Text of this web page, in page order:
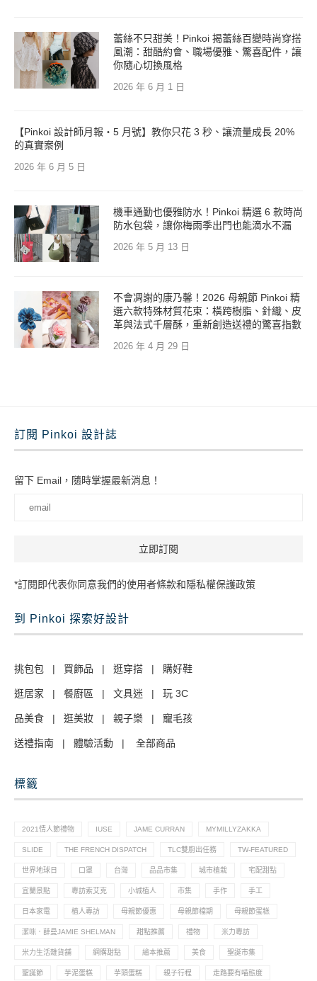
蕾絲不只甜美！Pinkoi 揭蕾絲百變時尚穿搭
風潮：甜酷約會、職場優雅、驚喜配件，讓
你隨心切換風格
2026 年 6 月 1 日
【Pinkoi 設計師月報・5 月號】教你只花 3 秒、讓流量成長 20%
的真實案例
2026 年 6 月 5 日
機車通勤也優雅防水！Pinkoi 精選 6 款時尚
防水包袋，讓你梅雨季出門也能滴水不漏
2026 年 5 月 13 日
不會凋謝的康乃馨！2026 母親節 Pinkoi 精
選六款特殊材質花束：橫跨樹脂、針織、皮
革與法式千層酥，重新創造送禮的驚喜指數
2026 年 4 月 29 日
訂閱 Pinkoi 設計誌
留下 Email，隨時掌握最新消息！
*訂閱即代表你同意我們的使用者條款和隱私權保護政策
到 Pinkoi 探索好設計
挑包包 | 買飾品 | 逛穿搭 | 購好鞋
逛居家 | 餐廚區 | 文具迷 | 玩 3C
品美食 | 逛美妝 | 親子樂 | 寵毛孩
送禮指南 | 體驗活動 | 全部商品
標籤
2021情人節禮物 IUSE JAME CURRAN MYMILLYZAKKA
SLIDE THE FRENCH DISPATCH TLC雙廚出任務 TW-FEATURED
世界地球日 口罩 台灣 品品市集 城市植栽 宅配甜點
宜蘭景點 專訪索艾克 小城植人 市集 手作 手工
日本家電 植人專訪 母親節優惠 母親節檔期 母親節蛋糕
潔咪．薛曼JAMIE SHELMAN 甜點推薦 禮物 米力專訪
米力生活雜貨舖 網購甜點 繪本推薦 美食 聖誕市集
聖誕節 芋泥蛋糕 芋頭蛋糕 親子行程 走路要有喵態度